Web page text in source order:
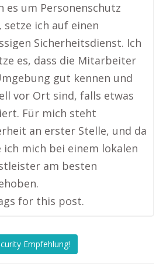
es um Personenschutz
setze ich auf einen
Sicherheitsdienst. Ich
es, dass die Mitarbeiter
gut kennen und
vor Ort sind, falls etwas
Für mich steht
an erster Stelle, und da
ich mich bei einem lokalen
am besten
for this post.
Empfehlung!